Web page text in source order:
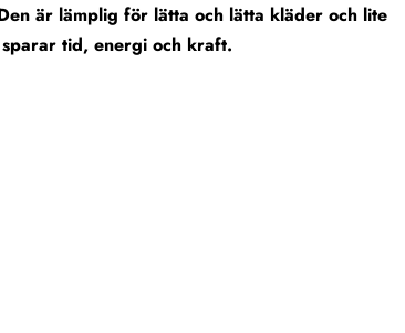
är lämplig för lätta och lätta kläder och lite
tid, energi och kraft.